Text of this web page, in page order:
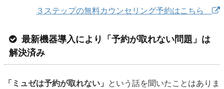
３ステップの無料カウンセリング予約はこちら
最新機器導入により「予約が取れない問題」は
解決済み
「ミュゼは予約が取れない」 という話を聞いたことはありま